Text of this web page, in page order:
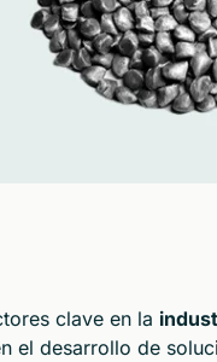
clave en la
el desarrollo de